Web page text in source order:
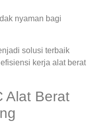
nyaman bagi
solusi terbaik
kerja alat berat
Alat Berat